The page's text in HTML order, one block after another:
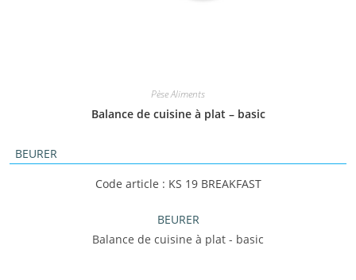
Pèse Aliments
Balance de cuisine à plat – basic
BEURER
Code article : KS 19 BREAKFAST
BEURER
Balance de cuisine à plat - basic